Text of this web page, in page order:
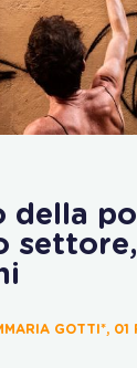
della
GOTTI*,